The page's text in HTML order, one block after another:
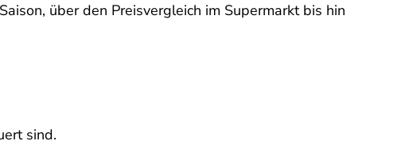
über den Preisvergleich im Supermarkt bis hin
sind.